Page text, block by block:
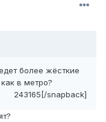
более жёсткие
в метро?
243165[/snapback]